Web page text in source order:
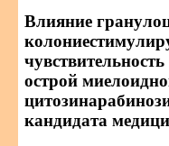
Влияние
острой
кандидата